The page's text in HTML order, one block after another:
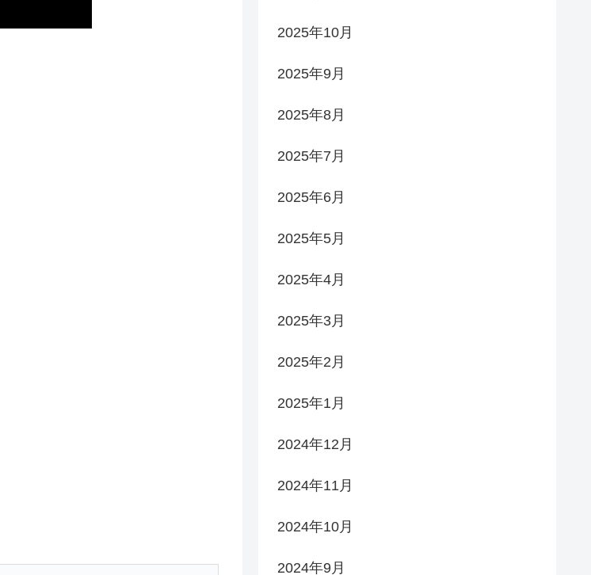
2025年10月
2025年9月
2025年8月
2025年7月
2025年6月
2025年5月
2025年4月
2025年3月
2025年2月
2025年1月
2024年12月
2024年11月
2024年10月
2024年9月